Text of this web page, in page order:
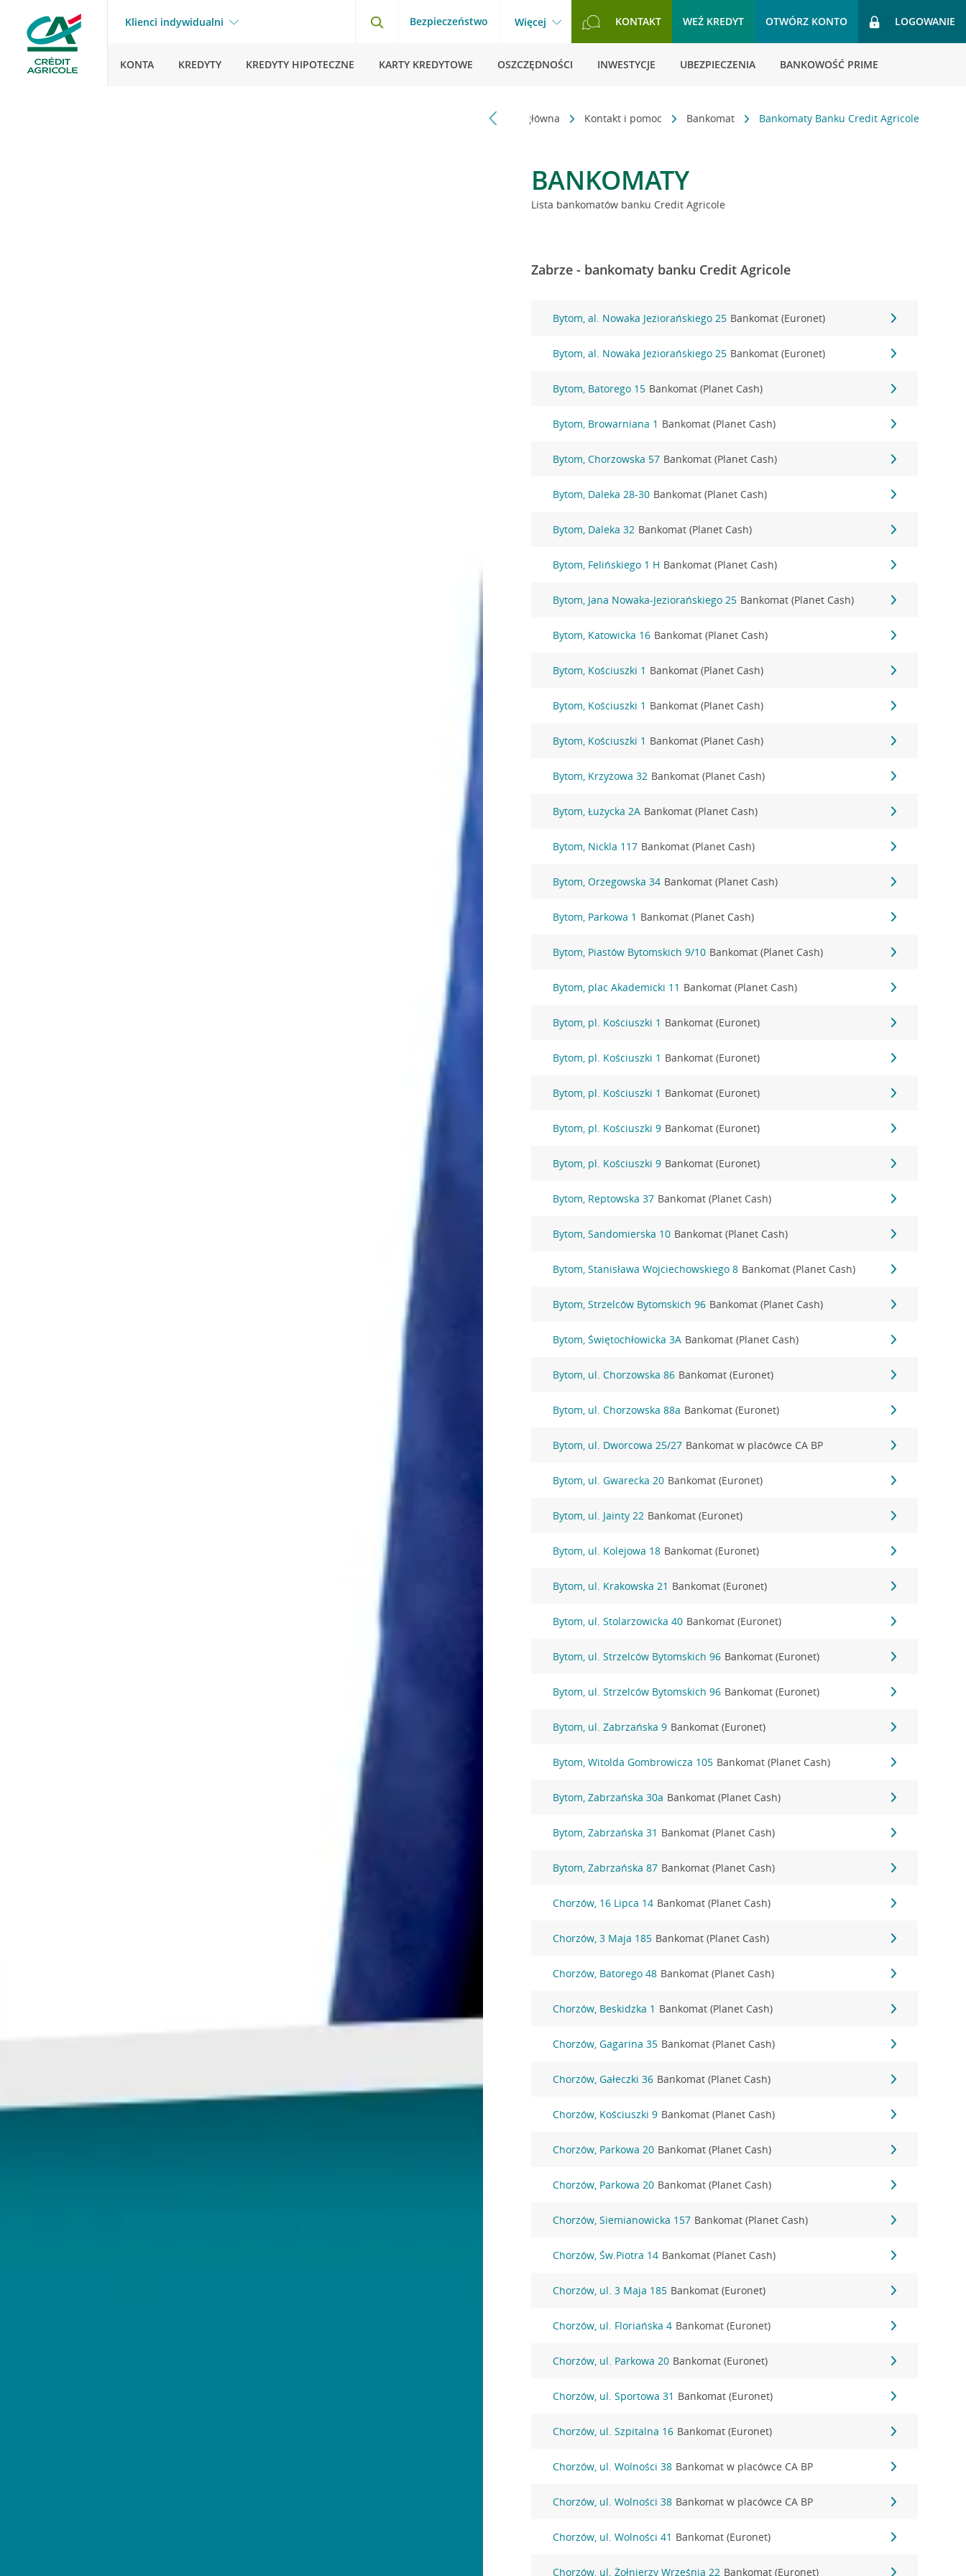
Klienci indywidualni Bezpieczeństwo Więcej KONTAKT WEŹ KREDYT OTWÓRZ KONTO LOGOWANIE
KONTA KREDYTY KREDYTY HIPOTECZNE KARTY KREDYTOWE OSZCZĘDNOŚCI INWESTYCJE UBEZPIECZENIA BANKOWOŚĆ PRIME
Strona główna Kontakt i pomoc Bankomat Bankomaty Banku Credit Agricole
BANKOMATY
Lista bankomatów banku Credit Agricole
Zabrze - bankomaty banku Credit Agricole
Bytom, al. Nowaka Jeziorańskiego 25 Bankomat (Euronet)
Bytom, al. Nowaka Jeziorańskiego 25 Bankomat (Euronet)
Bytom, Batorego 15 Bankomat (Planet Cash)
Bytom, Browarniana 1 Bankomat (Planet Cash)
Bytom, Chorzowska 57 Bankomat (Planet Cash)
Bytom, Daleka 28-30 Bankomat (Planet Cash)
Bytom, Daleka 32 Bankomat (Planet Cash)
Bytom, Felińskiego 1 H Bankomat (Planet Cash)
Bytom, Jana Nowaka-Jeziorańskiego 25 Bankomat (Planet Cash)
Bytom, Katowicka 16 Bankomat (Planet Cash)
Bytom, Kościuszki 1 Bankomat (Planet Cash)
Bytom, Kościuszki 1 Bankomat (Planet Cash)
Bytom, Kościuszki 1 Bankomat (Planet Cash)
Bytom, Krzyżowa 32 Bankomat (Planet Cash)
Bytom, Łużycka 2A Bankomat (Planet Cash)
Bytom, Nickla 117 Bankomat (Planet Cash)
Bytom, Orzegowska 34 Bankomat (Planet Cash)
Bytom, Parkowa 1 Bankomat (Planet Cash)
Bytom, Piastów Bytomskich 9/10 Bankomat (Planet Cash)
Bytom, plac Akademicki 11 Bankomat (Planet Cash)
Bytom, pl. Kościuszki 1 Bankomat (Euronet)
Bytom, pl. Kościuszki 1 Bankomat (Euronet)
Bytom, pl. Kościuszki 1 Bankomat (Euronet)
Bytom, pl. Kościuszki 9 Bankomat (Euronet)
Bytom, pl. Kościuszki 9 Bankomat (Euronet)
Bytom, Reptowska 37 Bankomat (Planet Cash)
Bytom, Sandomierska 10 Bankomat (Planet Cash)
Bytom, Stanisława Wojciechowskiego 8 Bankomat (Planet Cash)
Bytom, Strzelców Bytomskich 96 Bankomat (Planet Cash)
Bytom, Świętochłowicka 3A Bankomat (Planet Cash)
Bytom, ul. Chorzowska 86 Bankomat (Euronet)
Bytom, ul. Chorzowska 88a Bankomat (Euronet)
Bytom, ul. Dworcowa 25/27 Bankomat w placówce CA BP
Bytom, ul. Gwarecka 20 Bankomat (Euronet)
Bytom, ul. Jainty 22 Bankomat (Euronet)
Bytom, ul. Kolejowa 18 Bankomat (Euronet)
Bytom, ul. Krakowska 21 Bankomat (Euronet)
Bytom, ul. Stolarzowicka 40 Bankomat (Euronet)
Bytom, ul. Strzelców Bytomskich 96 Bankomat (Euronet)
Bytom, ul. Strzelców Bytomskich 96 Bankomat (Euronet)
Bytom, ul. Zabrzańska 9 Bankomat (Euronet)
Bytom, Witolda Gombrowicza 105 Bankomat (Planet Cash)
Bytom, Zabrzańska 30a Bankomat (Planet Cash)
Bytom, Zabrzańska 31 Bankomat (Planet Cash)
Bytom, Zabrzańska 87 Bankomat (Planet Cash)
Chorzów, 16 Lipca 14 Bankomat (Planet Cash)
Chorzów, 3 Maja 185 Bankomat (Planet Cash)
Chorzów, Batorego 48 Bankomat (Planet Cash)
Chorzów, Beskidzka 1 Bankomat (Planet Cash)
Chorzów, Gagarina 35 Bankomat (Planet Cash)
Chorzów, Gałeczki 36 Bankomat (Planet Cash)
Chorzów, Kościuszki 9 Bankomat (Planet Cash)
Chorzów, Parkowa 20 Bankomat (Planet Cash)
Chorzów, Parkowa 20 Bankomat (Planet Cash)
Chorzów, Siemianowicka 157 Bankomat (Planet Cash)
Chorzów, Św.Piotra 14 Bankomat (Planet Cash)
Chorzów, ul. 3 Maja 185 Bankomat (Euronet)
Chorzów, ul. Floriańska 4 Bankomat (Euronet)
Chorzów, ul. Parkowa 20 Bankomat (Euronet)
Chorzów, ul. Sportowa 31 Bankomat (Euronet)
Chorzów, ul. Szpitalna 16 Bankomat (Euronet)
Chorzów, ul. Wolności 38 Bankomat w placówce CA BP
Chorzów, ul. Wolności 38 Bankomat w placówce CA BP
Chorzów, ul. Wolności 41 Bankomat (Euronet)
Chorzów, ul. Żołnierzy Września 22 Bankomat (Euronet)